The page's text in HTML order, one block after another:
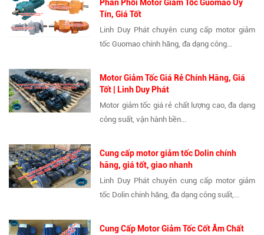
Phân Phối Motor Giảm Tốc Guomao Uy
Tín, Giá Tốt
Linh Duy Phát chuyên cung cấp motor giảm
tốc Guomao chính hãng, đa dạng công...
Motor Giảm Tốc Giá Rẻ Chính Hãng, Giá
Tốt | Linh Duy Phát
Motor giảm tốc giá rẻ chất lượng cao, đa dạng
công suất, vận hành bền...
Cung cấp motor giảm tốc Dolin chính
hãng, giá tốt, giao nhanh
Linh Duy Phát chuyên cung cấp motor giảm
tốc Dolin chính hãng, đa dạng công suất,...
Cung Cấp Motor Giảm Tốc Cốt Âm Chất